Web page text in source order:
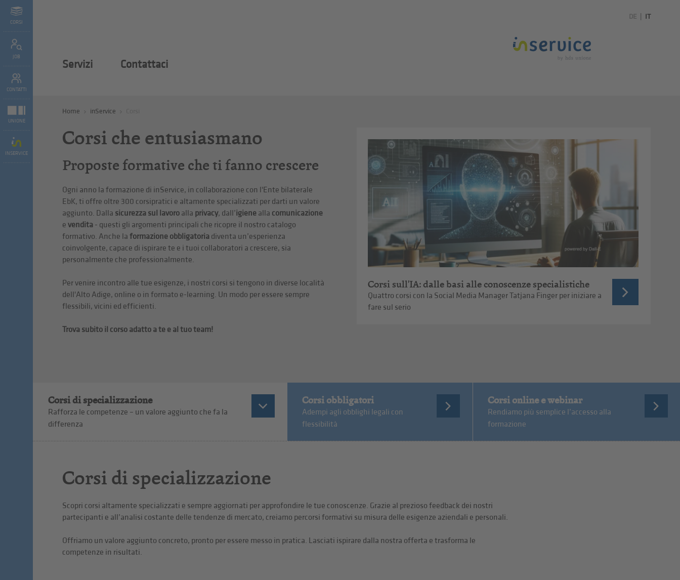
CORSI
JOB
CONTATTI
UNIONE
INSERVICE
DE IT
Servizi Contattaci
Home inService
Corsi che entusiasmano
Proposte formative che ti fanno crescere
Ogni anno la formazione di inService, in collaborazione con l'Ente bilaterale
EbK, ti offre oltre 300 corsipratici e altamente specializzati per darti un valore
aggiunto. Dalla sicurezza sul lavoroalla privacy, dall’igienealla comunicazione
e vendita - questi gli argomenti principali che ricopre il nostro catalogo
formativo. Anche la formazione obbligatoriadiventa un’esperienza
coinvolgente, capace di ispirare te e i tuoi collaboratori a crescere, sia
personalmente che professionalmente.
Per venire incontro alle tue esigenze, i nostri corsi si tengono in diverse località
dell'Alto Adige, online o in formato e-learning. Un modo per essere sempre
flessibili, vicini ed efficienti.
Trova subito il corso adatto a te e al tuo team!
Corsi sull'IA: dalle basi alle conoscenze specialistiche
Quattro corsi con la Social Media Manager Tatjana Finger per iniziare a
fare sul serio
Corsi di specializzazione
Rafforza le competenze – un valore aggiunto che fa la
differenza
Corsi obbligatori
Adempi agli obblighi legali con
flessibilità
Corsi online e webinar
Rendiamo più semplice l’accesso alla
formazione
Corsi di specializzazione
Scopri corsi altamente specializzati e sempre aggiornati per approfondire le tue conoscenze. Grazie al prezioso feedback dei nostri
partecipanti e all’analisi costante delle tendenze di mercato, creiamo percorsi formativi su misura delle esigenze aziendali e personali.
Offriamo un valore aggiunto concreto, pronto per essere messo in pratica. Lasciati ispirare dalla nostra offerta e trasforma le
competenze in risultati.